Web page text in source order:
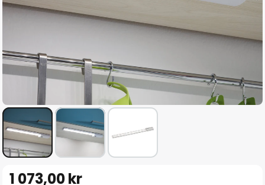
1 073,00 kr